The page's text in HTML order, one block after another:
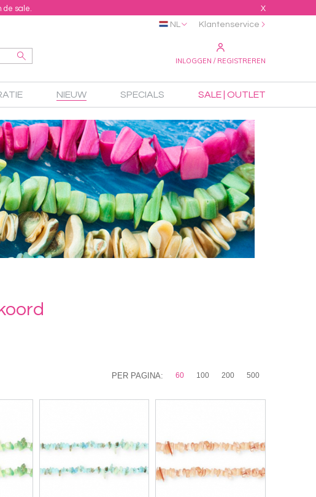
de sale. X
INLOGGEN / REGISTREREN
NL Klantenservice
NIEUW SPECIALS SALE | OUTLET
PER PAGINA: 60 100 200 500